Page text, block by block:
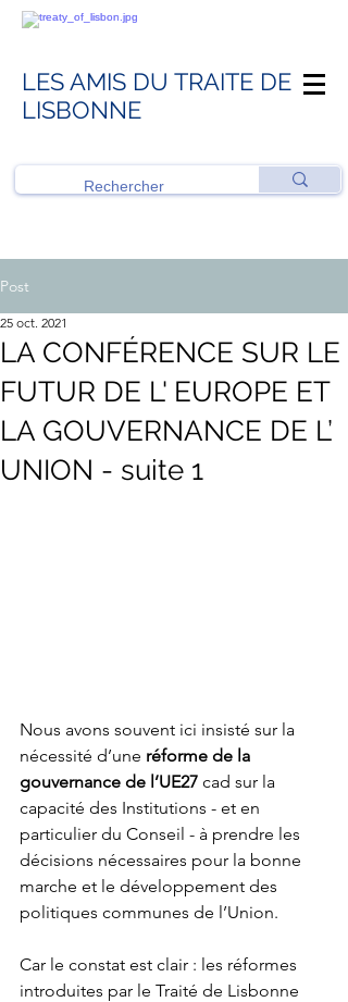
LES AMIS DU TRAITE DE
LISBONNE
Post
LA CONFÉRENCE SUR LE
FUTUR DE L' EUROPE ET
LA GOUVERNANCE DE L’
UNION - suite 1
25 oct. 2021
Nous avons souvent ici insisté sur la
nécessité d’une réforme de la
gouvernance de l’UE27 cad sur la
capacité des Institutions - et en
particulier du Conseil - à prendre les
décisions nécessaires pour la bonne
marche et le développement des
politiques communes de l’Union.
Car le constat est clair : les réformes
introduites par le Traité de Lisbonne